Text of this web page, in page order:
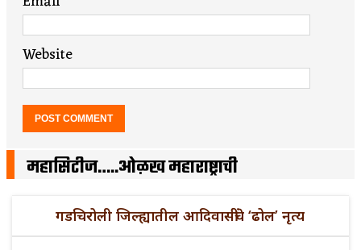
Website
महासिटीज…..ओळख महाराष्ट्राची
गडचिरोली जिल्ह्यातील आदिवासींचे ‘ढोल’ नृत्य